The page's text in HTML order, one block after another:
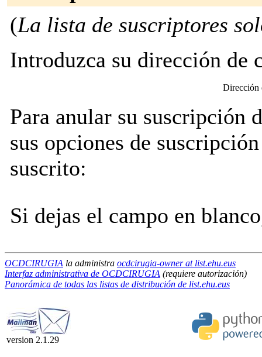
(La lista de suscriptores
Introduzca su dirección de
Dirección
Para anular su suscripción
sus opciones de
suscrito:
Si dejas el campo en
OCDCIRUGIA la administra ocdcirugia-owner at list.ehu.eus
Interfaz administrativa de OCDCIRUGIA (requiere autorización)
Panorámica de todas las listas de distribución de list.ehu.eus
version 2.1.29